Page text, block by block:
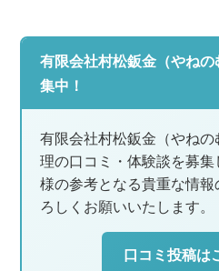
有限会社村松鈑金（やね
集中！
有限会社村松鈑金（やね
理の口コミ・体験談を募
様の参考となる貴重な情
ろしくお願いいたします。
口コミ投稿は